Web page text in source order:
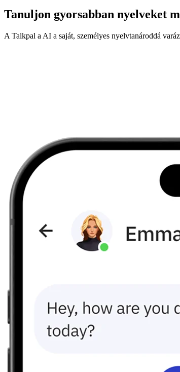
Tanuljon gyorsabban nyelveket
A Talkpal a AI a saját, személyes nyelvtanároddá